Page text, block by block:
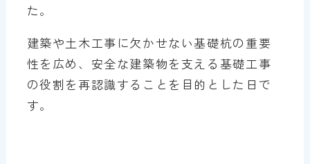
た。
建築や土木工事に欠かせない基礎杭の重要
性を広め、安全な建築物を支える基礎工事
の役割を再認識することを目的とした日で
す。